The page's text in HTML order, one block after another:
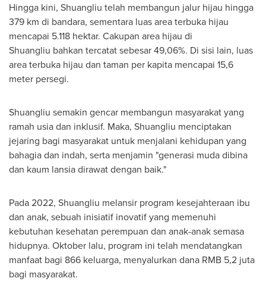
Hingga kini, Shuangliu telah membangun jalur hijau hingga
379 km di bandara, sementara luas area terbuka hijau
mencapai 5.118 hektar. Cakupan area hijau di
Shuangliu bahkan tercatat sebesar 49,06%. Di sisi lain, luas
area terbuka hijau dan taman per kapita mencapai 15,6
meter persegi.
Shuangliu semakin gencar membangun masyarakat yang
ramah usia dan inklusif. Maka, Shuangliu menciptakan
jejaring bagi masyarakat untuk menjalani kehidupan yang
bahagia dan indah, serta menjamin "generasi muda dibina
dan kaum lansia dirawat dengan baik."
Pada 2022, Shuangliu melansir program kesejahteraan ibu
dan anak, sebuah inisiatif inovatif yang memenuhi
kebutuhan kesehatan perempuan dan anak-anak semasa
hidupnya. Oktober lalu, program ini telah mendatangkan
manfaat bagi 866 keluarga, menyalurkan dana RMB 5,2 juta
bagi masyarakat.